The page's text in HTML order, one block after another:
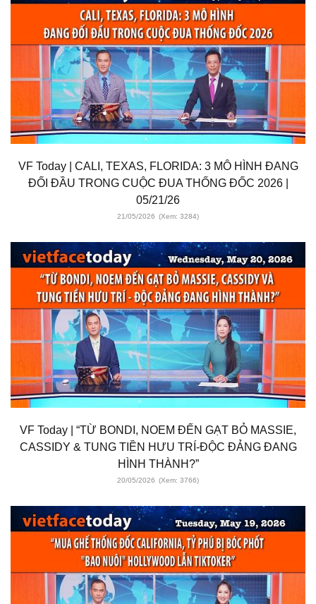
VF Today | CALI, TEXAS, FLORIDA: 3 MÔ HÌNH ĐANG
ĐỐI ĐẦU TRONG CUỘC ĐUA THỐNG ĐỐC 2026 |
05/21/26
21/05/2026 (Xem: 3284)
VF Today | “TỪ BONDI, NOEM ĐẾN GẠT BỎ MASSIE,
CASSIDY & TUNG TIỀN HƯU TRÍ-ĐỘC ĐẢNG ĐANG
HÌNH THÀNH?”
20/05/2026 (Xem: 3766)